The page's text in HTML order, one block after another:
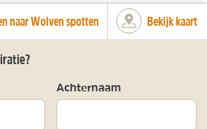
naar Wolven spotten Bekijk kaart
Achternaam